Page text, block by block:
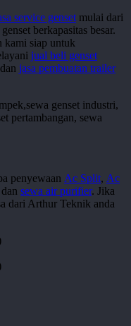
service genset mulai dari
berkapasitas besar.
kami siap untuk
jual beli genset
dan jasa pembuatan trailer
penyewaan Ac Split, Ac
sewa air purifier. Jika
dari Arthur Teknik anda